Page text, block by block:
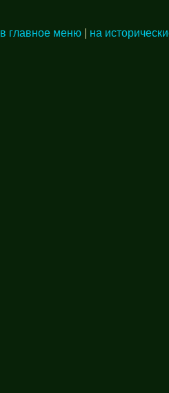
в главное меню| на